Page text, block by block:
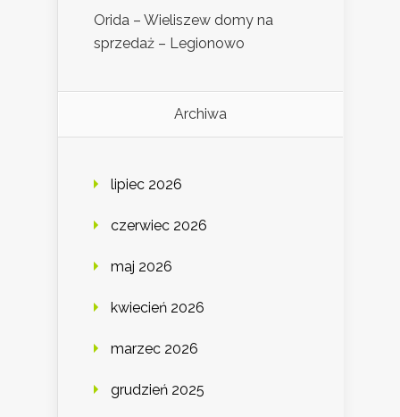
Orida – Wieliszew domy na
sprzedaż – Legionowo
Archiwa
lipiec 2026
czerwiec 2026
maj 2026
kwiecień 2026
marzec 2026
grudzień 2025